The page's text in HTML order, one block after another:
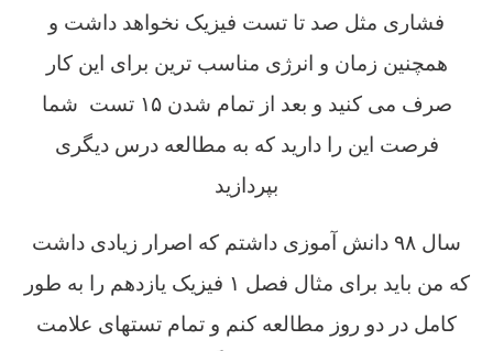
فشاری مثل صد تا تست فیزیک نخواهد داشت و
همچنین زمان و انرژی مناسب ترین برای این کار
صرف می کنید و بعد از تمام شدن ۱۵ تست شما
فرصت این را دارید که به مطالعه درس دیگری
بپردازید
سال ۹۸ دانش آموزی داشتم که اصرار زیادی داشت
که من باید برای مثال فصل ۱ فیزیک یازدهم را به طور
کامل در دو روز مطالعه کنم و تمام تستهای علامت